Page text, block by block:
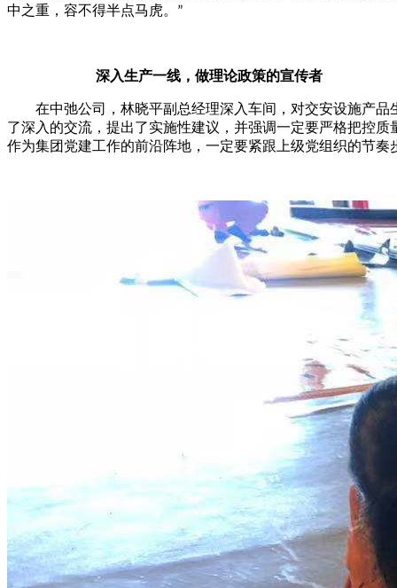
中之重，容不得半点马虎。 ”
深入生产一线，做理论政策的宣传者
在中弛公司，林晓平副总经理深入车间，对交安设施产
了深入的交流，提出了实施性建议，并强调一定要严格把控
作为集团党建工作的前沿阵地，一定要紧跟上级党组织的节